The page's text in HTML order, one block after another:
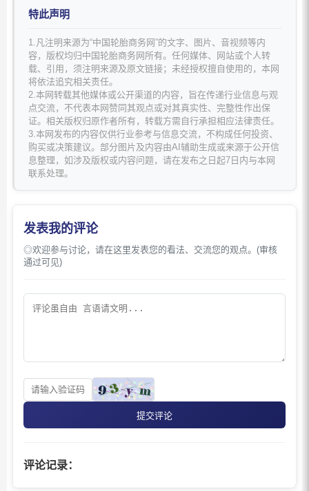
特此声明
1.凡注明来源为“中国轮胎商务网”的文字、图片、音视频等内
容，版权均归中国轮胎商务网所有。任何媒体、网站或个人转
载、引用，须注明来源及原文链接；未经授权擅自使用的，本网
将依法追究相关责任。
2.本网转载其他媒体或公开渠道的内容，旨在传递行业信息与观
点交流，不代表本网赞同其观点或对其真实性、完整性作出保
证。相关版权归原作者所有，转载方需自行承担相应法律责任。
3.本网发布的内容仅供行业参考与信息交流，不构成任何投资、
购买或决策建议。部分图片及内容由AI辅助生成或来源于公开信
息整理，如涉及版权或内容问题，请在发布之日起7日内与本网
联系处理。
发表我的评论
◎欢迎参与讨论，请在这里发表您的看法、交流您的观点。(审核
通过可见)
提交评论
评论记录：